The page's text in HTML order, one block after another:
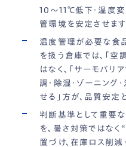
10〜11℃低下・温度変
管環境を安定させます
温度管理が必要な食
を扱う倉庫では、「空
はなく、「サーモバリ
調・除湿・ゾーニング
せる」方が、品質安定
判断基準として重要
を、暑さ対策ではな
置づけ、在庫ロス削減